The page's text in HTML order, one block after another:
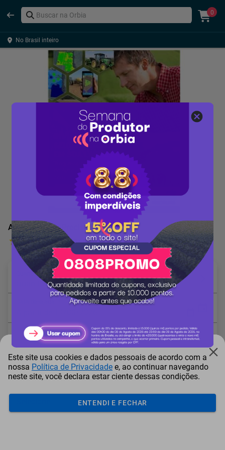
0
No Brasil inteiro
Agricultura de Precisão - ABPSAP
897 Avaliações
Quantidade em Hectares: *
Quantidade mínima: 50
Local: *
Modalidade: *
Este site usa cookies e dados pessoais de acordo com a
nossa Política de Privacidade e, ao continuar navegando
neste site, você declara estar ciente dessas condições.
ENTENDI E FECHAR